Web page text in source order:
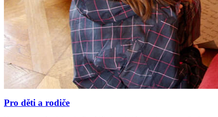
Pro děti a rodiče